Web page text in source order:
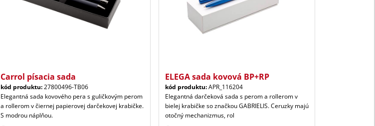
Carrol písacia sada
kód produktu:27800496-TB06
Elegantná sada kovového pera s guličkovým perom
a rollerom v čiernej papierovej darčekovej krabičke.
S modrou náplňou.
ELEGA sada kovová BP+RP
kód produktu:APR_116204
Elegantná darčeková sada s perom a rollerom v
bielej krabičke so značkou GABRIELIS. Ceruzky majú
otočný mechanizmus, rol